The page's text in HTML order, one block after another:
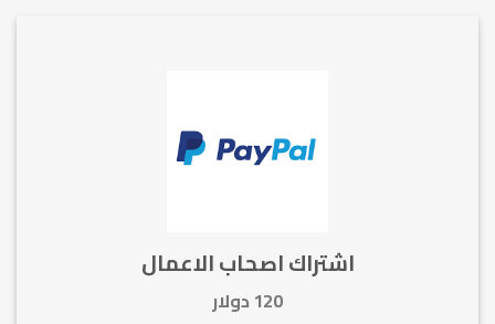
اشتراك اصحاب الاعمال
120 دولار